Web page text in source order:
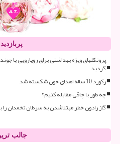
پروتکلهای ویژه بهداشتی برای رویارویی با
گردید
رکورد 10 ساله اهدای خون شکسته شد
چه طور با چاقی مقابله کنیم؟
گاز رادون خطر مبتلاشدن به سرطان تخمدان
جالب